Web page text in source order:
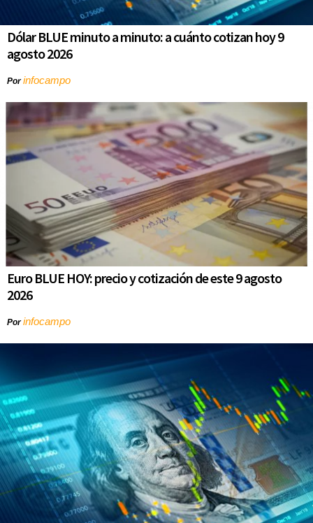
Dólar BLUE minuto a minuto: a cuánto cotizan hoy 9
agosto 2026
Porinfocampo
Euro BLUE HOY: precio y cotización de este 9 agosto
2026
Porinfocampo